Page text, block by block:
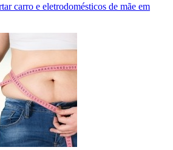
carro e eletrodomésticos de mãe em